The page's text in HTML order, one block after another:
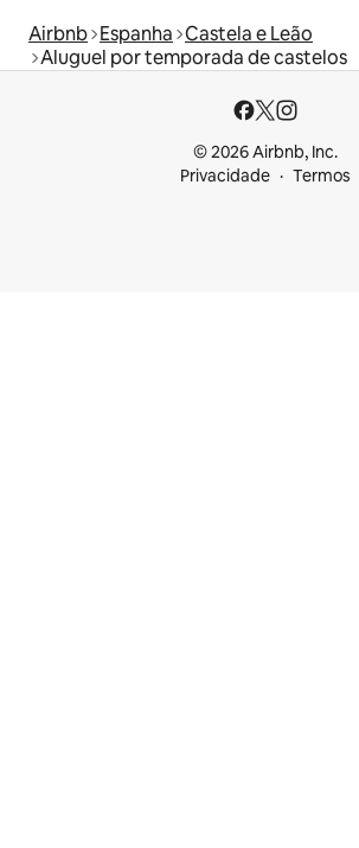
Airbnb Espanha Castela e Leão
Aluguel por temporada de castelos
© 2026 Airbnb, Inc.
Privacidade
Termos